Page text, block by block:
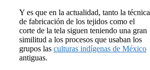
Y es que en la actualidad, tanto la técnica
de fabricación de los tejidos como el
corte de la tela siguen teniendo una gran
similitud a los procesos que usaban los
grupos las culturas indígenas de México
antiguas.